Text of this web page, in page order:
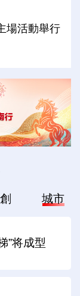
場活動舉行
城市
”将成型